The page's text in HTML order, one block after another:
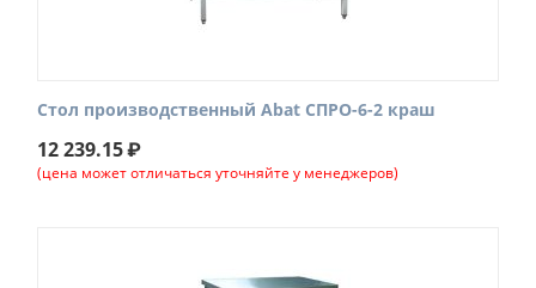
Стол производственный Abat СПРО-6-2 краш
12 239.15₽
(цена может отличаться уточняйте у менеджеров)